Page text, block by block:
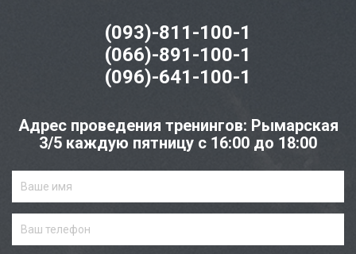
(093)-811-100-1
(066)-891-100-1
(096)-641-100-1
Адрес проведения тренингов: Рымарская
3/5 каждую пятницу с 16:00 до 18:00